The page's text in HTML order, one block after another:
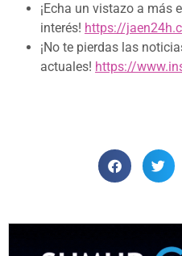
¡Echa un vistazo a más
interés! https://
¡No te pierdas las
actuales! https://